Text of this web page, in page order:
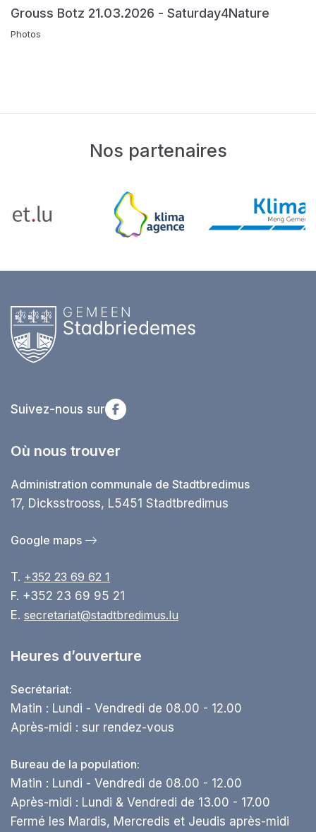
Grouss Botz 21.03.2026 - Saturday4Nature
Photos
Nos partenaires
Suivez-nous sur
Où nous trouver
Administration communale de Stadtbredimus
17, Dicksstrooss, L5451 Stadtbredimus
Google maps
T. +352 23 69 62 1
F. +352 23 69 95 21
E. secretariat@stadtbredimus.lu
Heures d’ouverture
Secrétariat:
Matin : Lundi - Vendredi de 08.00 - 12.00
Après-midi : sur rendez-vous
Bureau de la population:
Matin : Lundi - Vendredi de 08.00 - 12.00
Après-midi : Lundi & Vendredi de 13.00 - 17.00
Fermé les Mardis, Mercredis et Jeudis après-midi